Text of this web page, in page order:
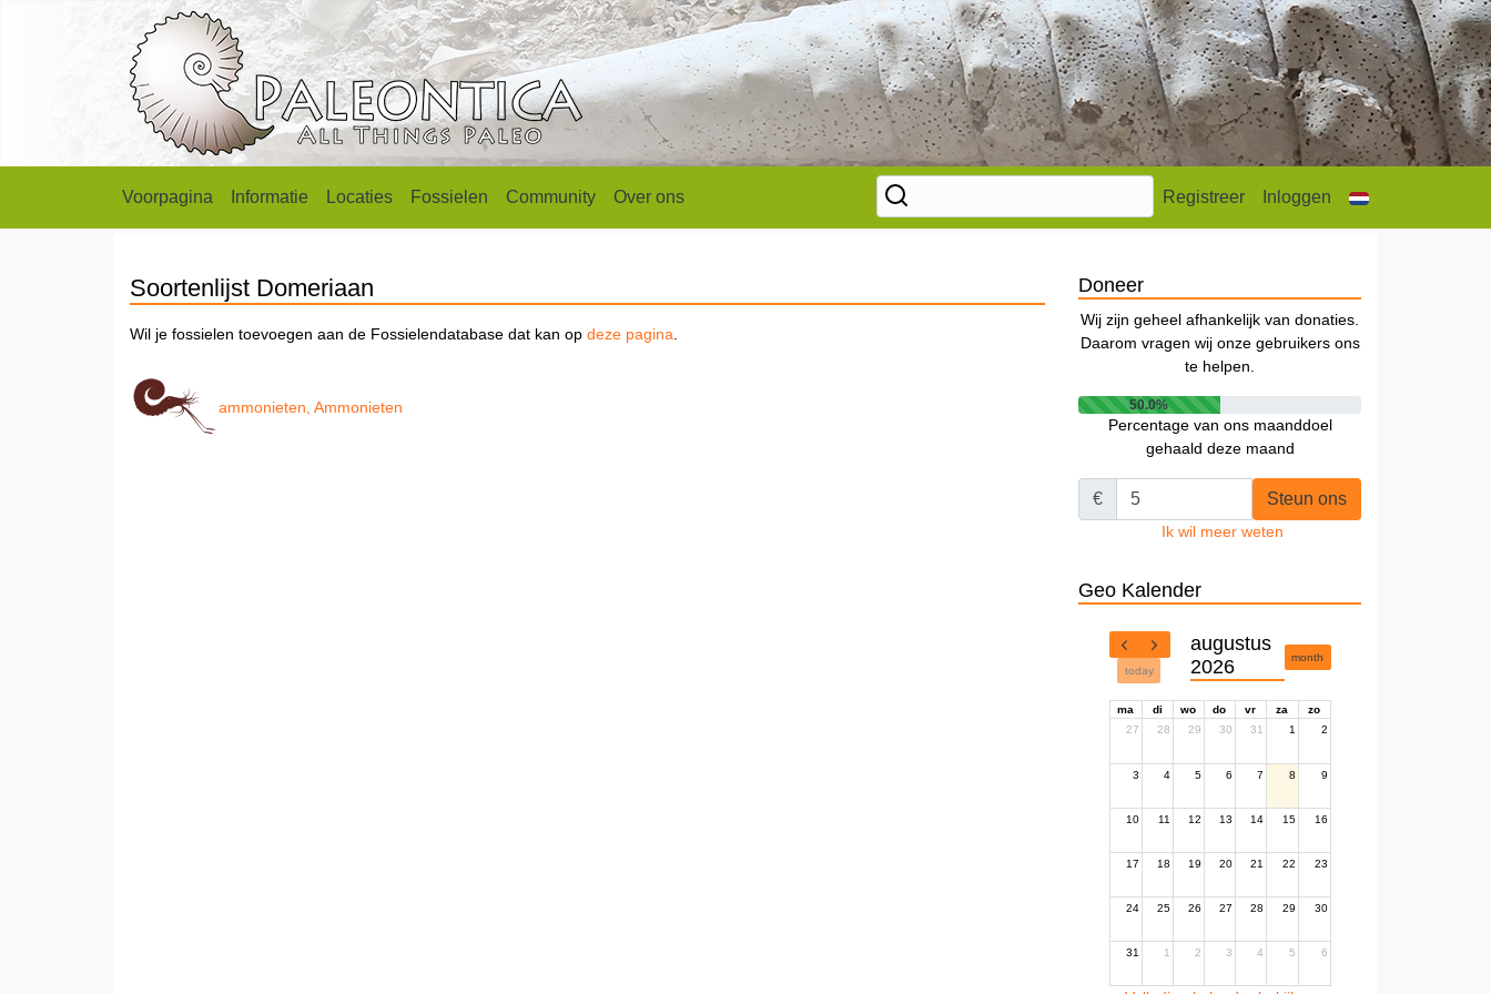
Voorpagina Informatie Locaties Fossielen Community Over ons Registreer Inloggen
Soortenlijst Domeriaan
Wil je fossielen toevoegen aan de Fossielendatabase dat kan op deze pagina
ammonieten, Ammonieten
Doneer
Wij zijn geheel afhankelijk van donaties.
Daarom vragen wij onze gebruikers ons
te helpen.
50.0%
Percentage van ons maanddoel
gehaald deze maand
€ Steun ons
Ik wil meer weten
Geo Kalender
today
augustus
2026
month
ma di wo do vr za
zo
27
28 29 30 31 1 2
3 4 5 6 7 8 9
10 11 12 13 14 15 16
17 18 19 20 21 22 23
24 25 26 27 28 29 30
31 1 2 3 4 5 6